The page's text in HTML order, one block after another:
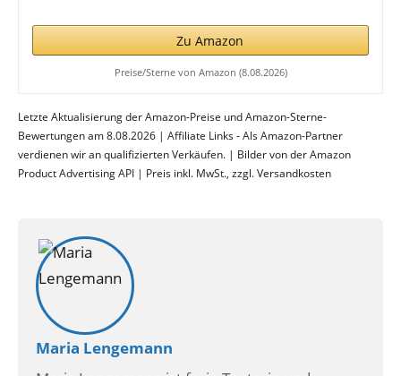
Zu Amazon
Preise/Sterne von Amazon (8.08.2026)
Letzte Aktualisierung der Amazon-Preise und Amazon-Sterne-
Bewertungen am 8.08.2026 | Affiliate Links - Als Amazon-Partner
verdienen wir an qualifizierten Verkäufen. | Bilder von der Amazon
Product Advertising API | Preis inkl. MwSt., zzgl. Versandkosten
Maria Lengemann